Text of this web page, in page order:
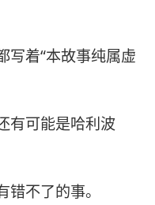
写着“本故事纯属虚
有可能是哈利波
不了的事。